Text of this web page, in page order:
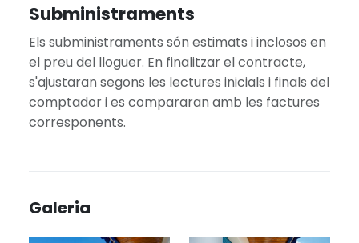
Subministraments
Els subministraments són estimats i inclosos en
el preu del lloguer. En finalitzar el contracte,
s'ajustaran segons les lectures inicials i finals del
comptador i es compararan amb les factures
corresponents.
Galeria